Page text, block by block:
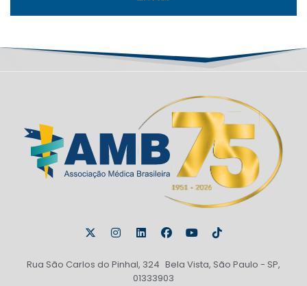
Rua São Carlos do Pinhal, 324 Bela Vista, São Paulo - SP,
01333903